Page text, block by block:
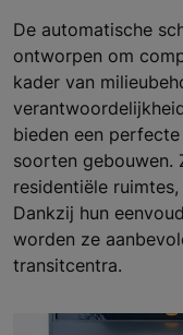
De automatische
ontworpen om
kader van
bieden een
soorten gebouwen.
residentiële
Dankzij hun
worden ze
transitcentra.